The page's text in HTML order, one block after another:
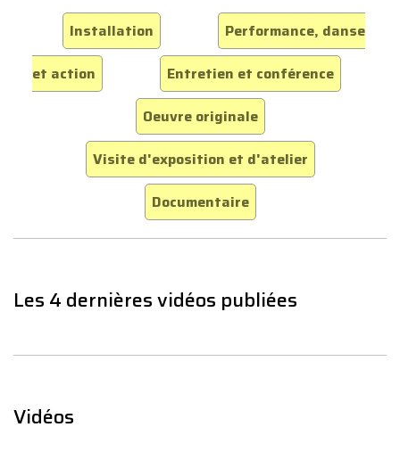
Installation
Performance, danse
et action
Entretien et conférence
Oeuvre originale
Visite d'exposition et d'atelier
Documentaire
Les 4 dernières vidéos publiées
Vidéos